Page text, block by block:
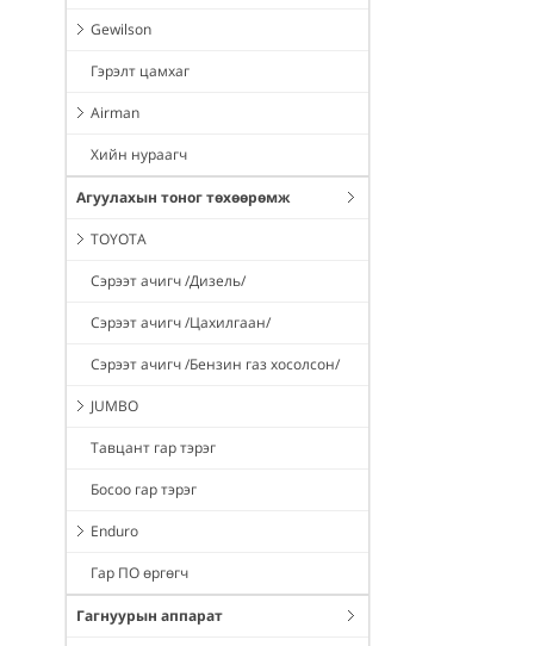
Gewilson
Гэрэлт цамхаг
Airman
Хийн нураагч
Агуулахын тоног төхөөрөмж
TOYOTA
Сэрээт ачигч /Дизель/
Сэрээт ачигч /Цахилгаан/
Сэрээт ачигч /Бензин газ хосолсон/
JUMBO
Тавцант гар тэрэг
Босоо гар тэрэг
Enduro
Гар ПО өргөгч
Гагнуурын аппарат